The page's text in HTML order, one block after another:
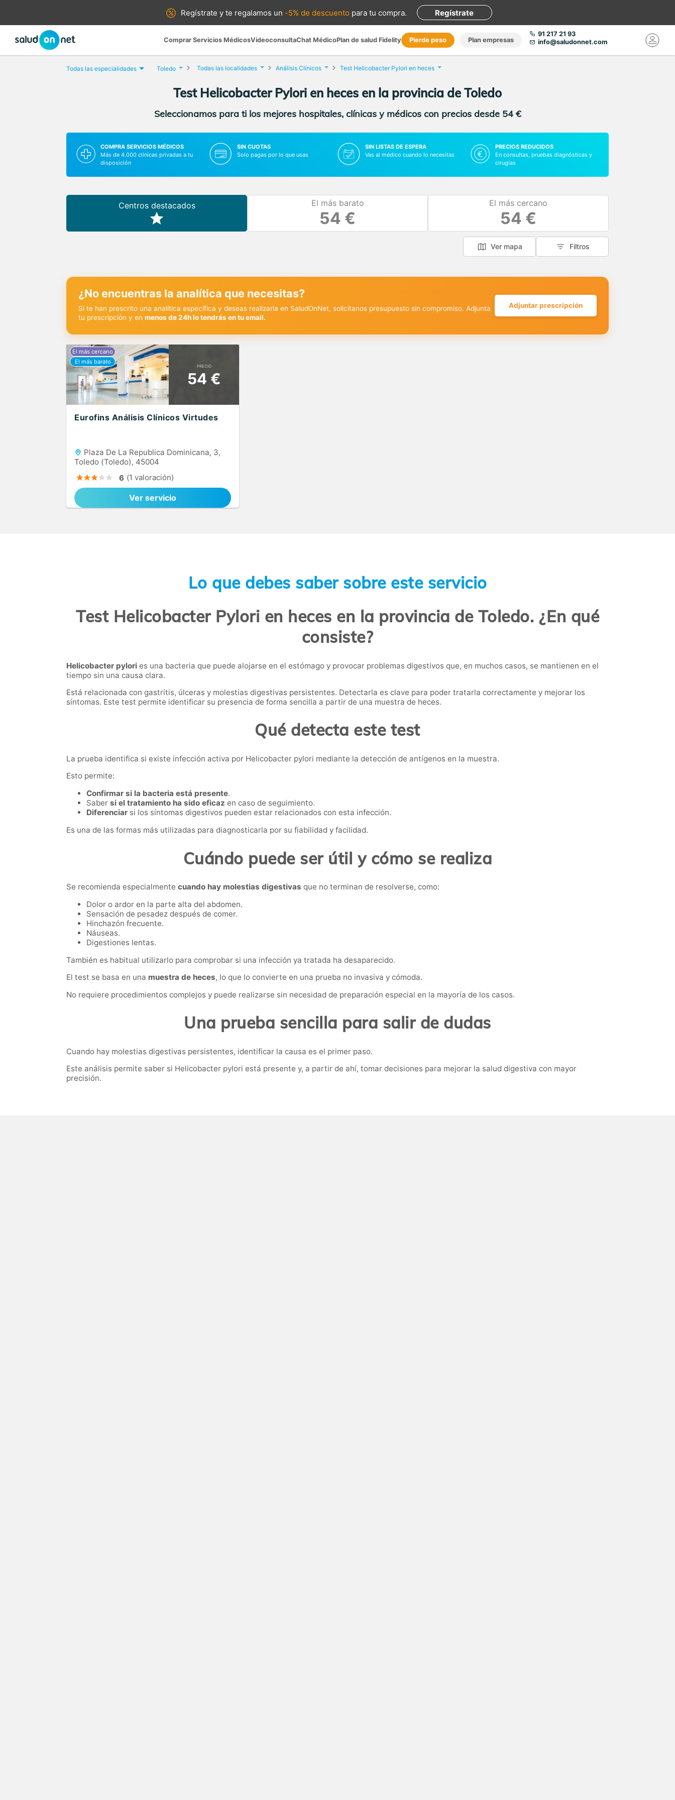
Regístrate yte regalamos un -5% de descuento para tu compra. Regístrate
Comprar Servicios MédicosVideoconsultaChat MédicoPlan de salud Fidelity Pierde peso Plan empresas
91 217 21 93
info@saludonnet.com
Todas las especialidades Toledo Todas las localidades Análisis Clínicos Test Helicobacter Pylori en heces
Test Helicobacter Pylori en heces en la provincia de Toledo
Seleccionamos para ti los mejores hospitales, clínicas y médicos con precios desde 54 €
COMPRA SERVICIOS MÉDICOS
Más de 4.000 clínicas privadas a tu
disposición
SIN CUOTAS
Solo pagas por lo que usas
SIN LISTAS DE ESPERA
Vas al médico cuando lo necesitas
PRECIOS REDUCIDOS
En consultas, pruebas diagnósticas y
cirugías
Centros destacados El más barato
54 €
El más cercano
54 €
Ver mapa Filtros
¿No encuentras la analítica que necesitas?
Si te han prescrito una analítica específica y deseas realizarla en SaludOnNet, solicítanos presupuesto sin compromiso. Adjunta
tu prescripción y en menos de 24h lo tendrás en tu email.
Adjuntar prescripción
PRECIO
54 €
Eurofins Análisis Clínicos Virtudes
Plaza De La Republica Dominicana, 3,
Toledo (Toledo), 45004
6 (1 valoración)
Ver servicio
Lo que debes saber sobre este servicio
Test Helicobacter Pylori en heces en la provincia de Toledo. ¿En qué
consiste?
Helicobacter pylori es una bacteria que puede alojarse en el estómago y provocar problemas digestivos que, en muchos casos, se mantienen en el
tiempo sin una causa clara.
Está relacionada con gastritis, úlceras y molestias digestivas persistentes. Detectarla es clave para poder tratarla correctamente y mejorar los
síntomas. Este test permite identificar su presencia de forma sencilla a partir de una muestra de heces.
Qué detecta este test
La prueba identifica si existe infección activa por Helicobacter pylori mediante la detección de antígenos en la muestra.
Esto permite:
Confirmar si la bacteria está presente.
Saber si el tratamiento ha sido eficaz en caso de seguimiento.
Diferenciar si los síntomas digestivos pueden estar relacionados con esta infección.
Es una de las formas más utilizadas para diagnosticarla por su fiabilidad y facilidad.
Cuándo puede ser útil y cómo se realiza
Se recomienda especialmente cuando hay molestias digestivas que no terminan de resolverse, como:
Dolor o ardor en la parte alta del abdomen.
Sensación de pesadez después de comer.
Hinchazón frecuente.
Náuseas.
Digestiones lentas.
También es habitual utilizarlo para comprobar si una infección ya tratada ha desaparecido.
El test se basa en una muestra de heces, lo que lo convierte en una prueba no invasiva y cómoda.
No requiere procedimientos complejos y puede realizarse sin necesidad de preparación especial en la mayoría de los casos.
Una prueba sencilla para salir de dudas
Cuando hay molestias digestivas persistentes, identificar la causa es el primer paso.
Este análisis permite saber si Helicobacter pylori está presente y, a partir de ahí, tomar decisiones para mejorar la salud digestiva con mayor
precisión.